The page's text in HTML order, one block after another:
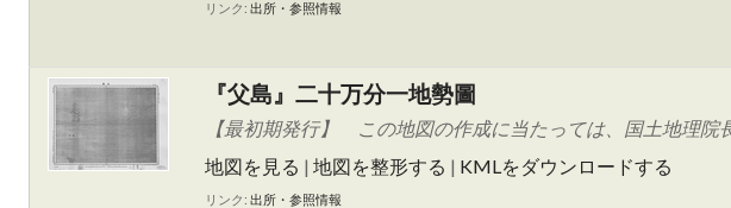
リンク: 出所・参照情報
『父島』二十万分一地勢圖
【最初期発行】 この地図の作成に当たっては、国土地理
地図を見る | 地図を整形する | KMLをダウンロードする
リンク: 出所・参照情報